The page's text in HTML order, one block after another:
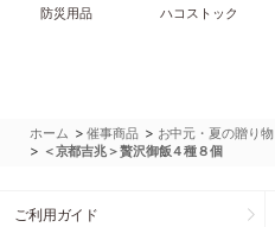
防災用品 ハコストック
ホーム >催事商品 > お中元・夏の贈り物
> ＜京都吉兆＞贅沢御飯４種８個
ご利用ガイド